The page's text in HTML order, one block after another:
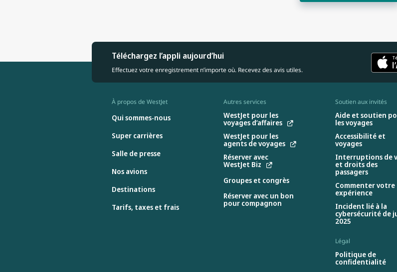
Téléchargez l’appli aujourd’hui
Effectuez votre enregistrement n’importe où. Recevez des avis utiles.
À propos de WestJet
Qui sommes-nous
Super carrières
Salle de presse
Nos avions
Destinations
Tarifs, taxes et frais
Autres services
WestJet pour les
voyages d’affaires
WestJet pour les
agents de voyages
Réserver avec
WestJet Biz
Groupes et congrès
Réserver avec un bon
pour compagnon
Soutien aux invités
Aide et soutien
les voyages
Accessibilité et
voyages
Interruptions de
et droits des
passagers
Commenter votre
expérience
Incident lié à la
cybersécurité de
2025
Légal
Politique de
confidentialité